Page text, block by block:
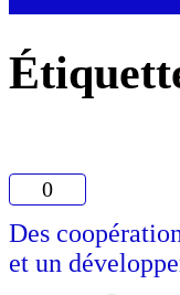
0
Des
et un